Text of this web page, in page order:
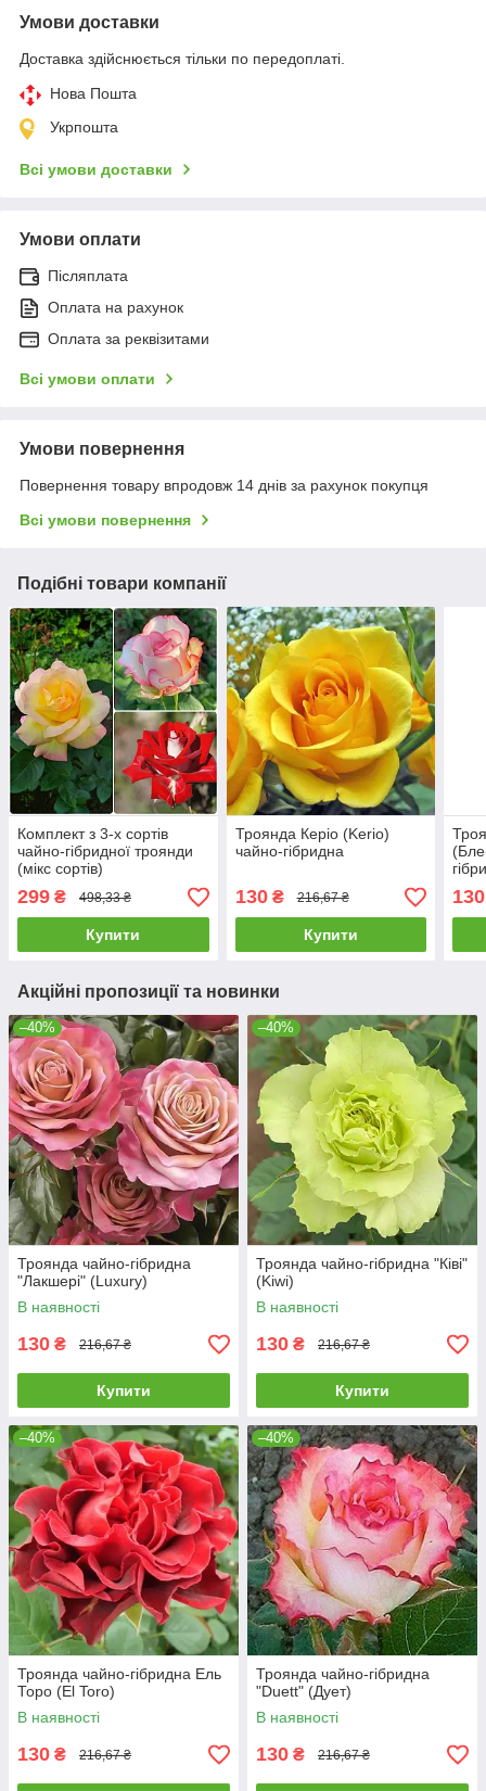
Умови доставки
Доставка здійснюється тільки по передоплаті.
Нова Пошта
Укрпошта
Всі умови доставки
Умови оплати
Післяплата
Оплата на рахунок
Оплата за реквізитами
Всі умови оплати
Умови повернення
Повернення товару впродовж 14 днів за рахунок покупця
Всі умови повернення
Подібні товари компанії
Комплект з 3-х сортів
чайно-гібридної троянди
(мікс сортів)
299 ₴ 498,33 ₴
Купити
Троянда Керіо (Kerio)
чайно-гібридна
130₴ 216,67 ₴
Купити
130
Акційні пропозиції та новинки
–40%
Троянда чайно-гібридна
"Лакшері" (Luxury)
В наявності
130 ₴ 216,67 ₴
Купити
–40%
Троянда чайно-гібридна "Ківі"
(Kiwi)
В наявності
130 ₴ 216,67 ₴
Купити
–40%
Троянда чайно-гібридна Ель
Торо (El Toro)
В наявності
130 ₴ 216,67 ₴
–40%
Троянда чайно-гібридна
"Duett" (Дует)
В наявності
130 ₴ 216,67 ₴